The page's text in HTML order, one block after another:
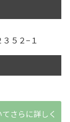
５２−１
さらに詳しく